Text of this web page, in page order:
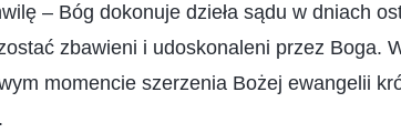
– Bóg dokonuje dzieła sądu w dniach
zbawieni i udoskonaleni przez Boga.
momencie szerzenia Bożej ewangelii